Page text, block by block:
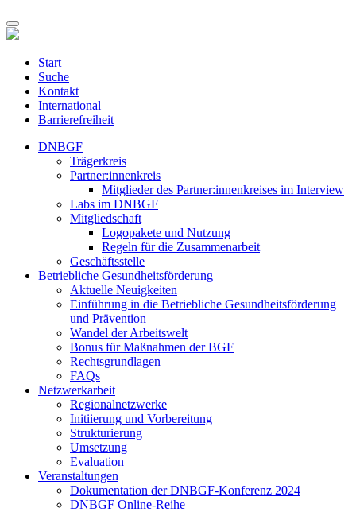
Start
Suche
Kontakt
International
Barrierefreiheit
DNBGF
Trägerkreis
Partner:innenkreis
Mitglieder des Partner:innenkreises im Interview
Labs im DNBGF
Mitgliedschaft
Logopakete und Nutzung
Regeln für die Zusammenarbeit
Geschäftsstelle
Betriebliche Gesundheitsförderung
Aktuelle Neuigkeiten
Einführung in die Betriebliche Gesundheitsförderung
und Prävention
Wandel der Arbeitswelt
Bonus für Maßnahmen der BGF
Rechtsgrundlagen
FAQs
Netzwerkarbeit
Regionalnetzwerke
Initiierung und Vorbereitung
Strukturierung
Umsetzung
Evaluation
Veranstaltungen
Dokumentation der DNBGF-Konferenz 2024
DNBGF Online-Reihe